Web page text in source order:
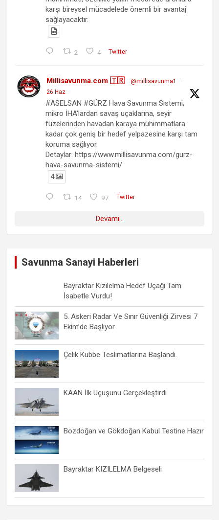
karşı bireysel mücadelede önemli bir avantaj
sağlayacaktır.
2 4 Twitter
Millisavunma.com 🇹🇷 @millisavunma1
·
26 Haz
#ASELSAN #GÜRZ Hava Savunma Sistemi;
mikro İHA'lardan savaş uçaklarına, seyir
füzelerinden havadan karaya mühimmatlara
kadar çok geniş bir hedef yelpazesine karşı tam
koruma sağlıyor.
Detaylar: https://www.millisavunma.com/gurz-
hava-savunma-sistemi/
4
14 97 Twitter
Devamı...
Savunma Sanayi Haberleri
Bayraktar Kızılelma Hedef Uçağı Tam
İsabetle Vurdu!
5. Askeri Radar Ve Sınır Güvenliği Zirvesi 7
Ekim’de Başlıyor
Çelik Kubbe Teslimatlarına Başlandı.
KAAN İlk Uçuşunu Gerçekleştirdi
Bozdoğan ve Gökdoğan Kabul Testine Hazır
Bayraktar KIZILELMA Belgeseli